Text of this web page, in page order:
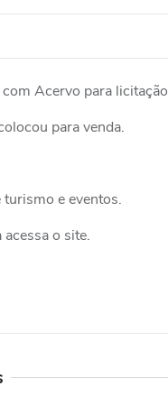
Acervo para
para venda.
e eventos.
o site.